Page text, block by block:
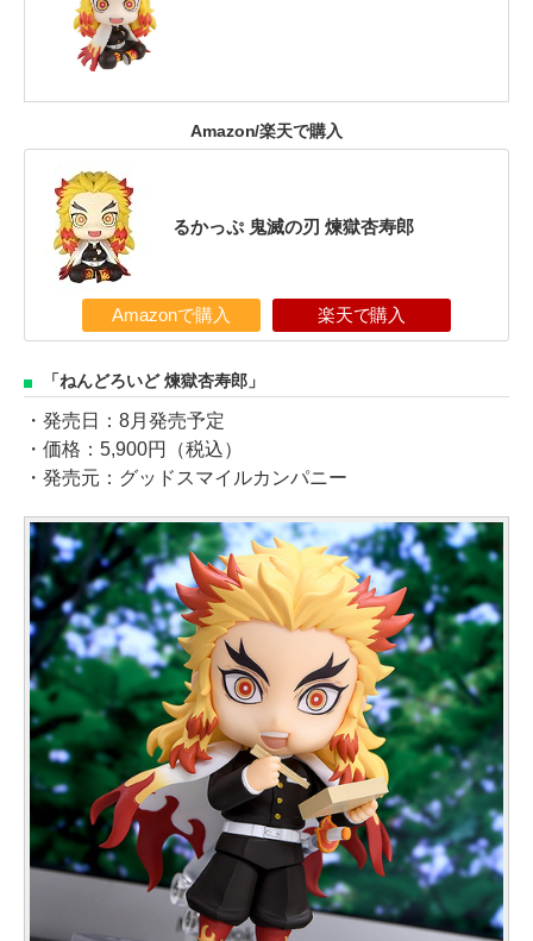
Amazon/楽天で購入
るかっぷ 鬼滅の刃 煉獄杏寿郎
Amazonで購入 楽天で購入
「ねんどろいど 煉獄杏寿郎」
・発売日：8月発売予定
・価格：5,900円（税込）
・発売元：グッドスマイルカンパニー